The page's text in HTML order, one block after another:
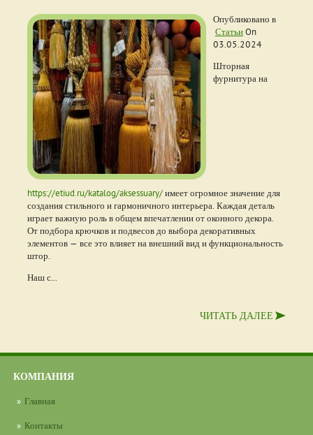
Опубликовано в
СтатьиOn
03.05.2024
Шторная
фурнитура на
https://etiud.ru/katalog/aksessuary/имеет огромное значение для
создания стильного и гармоничного интерьера. Каждая деталь
играет важную роль в общем впечатлении от оконного декора.
От подбора крючков и подвесов до выбора декоративных
элементов — все это влияет на внешний вид и функциональность
штор.
Наш с...
ЧИТАТЬ ДАЛЕЕ
КОМПАНИЯ
Главная
Контакты